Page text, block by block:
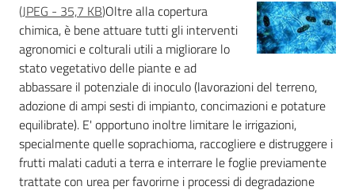
(JPEG - 35,7 KB)Oltre alla copertura
chimica, è bene attuare tutti gli interventi
agronomici e colturali utili a migliorare lo
stato vegetativo delle piante e ad
abbassare il potenziale di inoculo (lavorazioni del terreno,
adozione di ampi sesti di impianto, concimazioni e potature
equilibrate). E' opportuno inoltre limitare le irrigazioni,
specialmente quelle soprachioma, raccogliere e distruggere i
frutti malati caduti a terra e interrare le foglie previamente
trattate con urea per favorirne i processi di degradazione